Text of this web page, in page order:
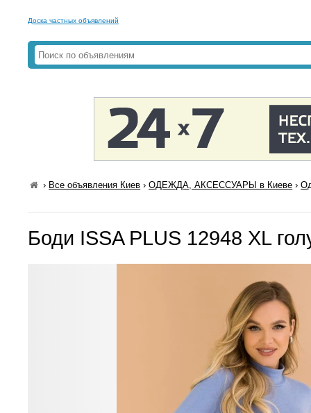
Доска частных объявлений
› Все объявления Киев ›ОДЕЖДА, АКСЕССУАРЫ в Киеве ›
Боди ISSA PLUS 12948 XL